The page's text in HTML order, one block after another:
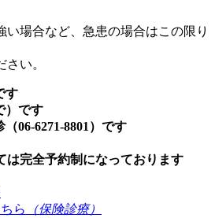
い場合など、急患の場合はこの限り
い。
す
）です
06-6271-8801）です
は完全予約制 になっております
ら
（保険診療）